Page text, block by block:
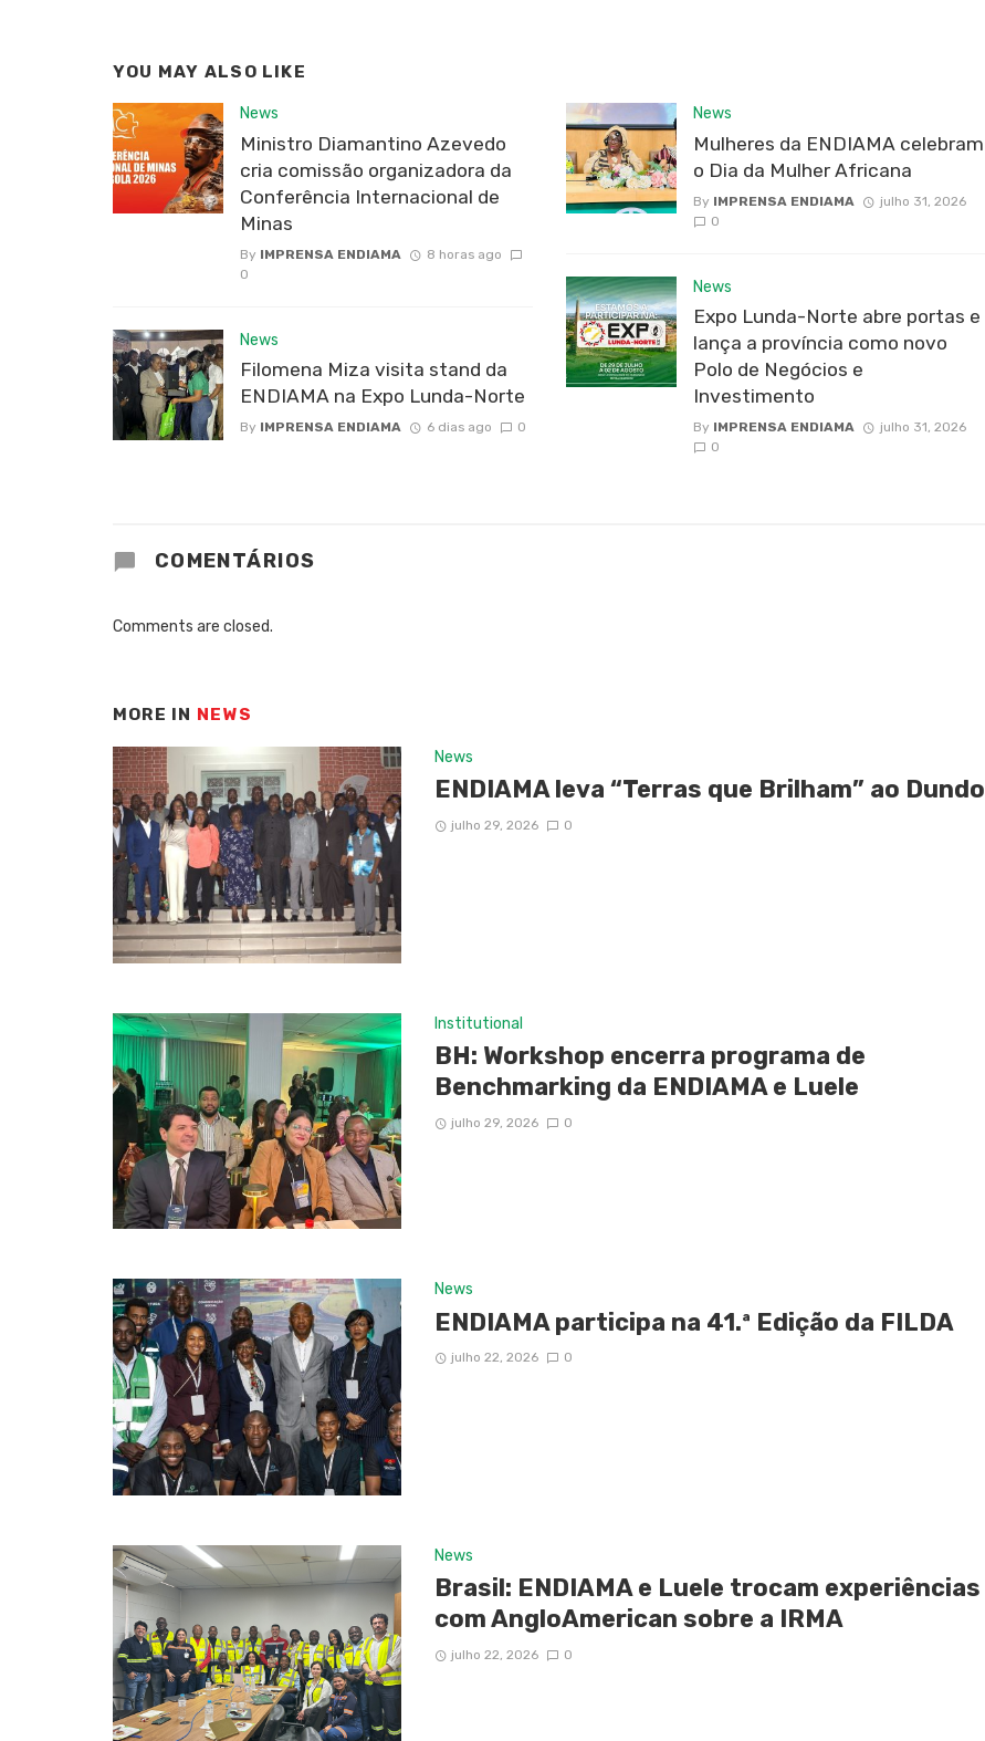
YOU MAY ALSO LIKE
News
Ministro Diamantino Azevedo
cria comissão organizadora da
Conferência Internacional de
Minas
By IMPRENSA ENDIAMA
8 horas ago
0
News
Filomena Miza visita stand da
ENDIAMA na Expo Lunda-Norte
By IMPRENSA ENDIAMA 6 dias ago 0
News
Mulheres da ENDIAMA celebram
o Dia da Mulher Africana
By IMPRENSA ENDIAMA
julho 31, 2026
0
News
Expo Lunda-Norte abre portas e
lança a província como novo
Polo de Negócios e
Investimento
By IMPRENSA ENDIAMA
julho 31, 2026
0
COMENTÁRIOS
Comments are closed.
MORE IN NEWS
News
ENDIAMA leva “Terras que Brilham” ao Dundo
julho 29, 2026 0
Institutional
BH: Workshop encerra programa de
Benchmarking da ENDIAMA e Luele
julho 29, 2026 0
News
ENDIAMA participa na 41.ª Edição da FILDA
julho 22, 2026 0
News
Brasil: ENDIAMA e Luele trocam experiências
com AngloAmerican sobre a IRMA
julho 22, 2026 0